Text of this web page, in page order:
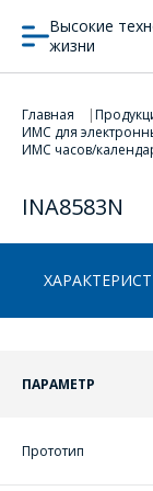
Высокие
жизни
Главная
ИМС для
ИМС часов/
INA8583N
ПАРАМЕТР
Прототип
ПЕРЕЙТИ
ПЕРЕЙТИ